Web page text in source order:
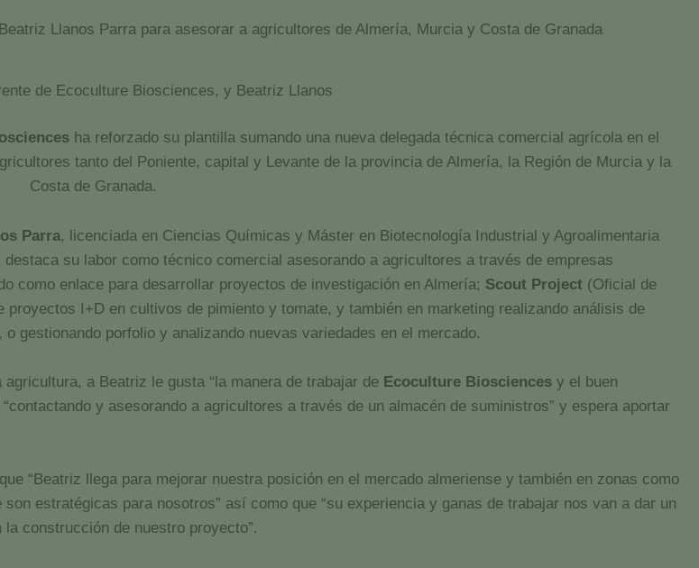
Llanos Parra para asesorar a agricultores de Almería, Murcia y Costa de Granada
de Ecoculture Biosciences, y Beatriz Llanos
ha reforzado su plantilla sumando una nueva delegada técnica comercial agrícola en el
tanto del Poniente, capital y Levante de la provincia de Almería, la Región de Murcia y la
Costa de Granada.
Parra, licenciada en Ciencias Químicas y Máster en Biotecnología Industrial y Agroalimentaria
su labor como técnico comercial asesorando a agricultores a través de empresas
como enlace para desarrollar proyectos de investigación en Almería; Scout Project (Oficial de
I+D en cultivos de pimiento y tomate, y también en marketing realizando análisis de
gestionando porfolio y analizando nuevas variedades en el mercado.
a Beatriz le gusta “la manera de trabajar de Ecoculture Biosciences y el buen
y asesorando a agricultores a través de un almacén de suministros” y espera aportar
“Beatriz llega para mejorar nuestra posición en el mercado almeriense y también en zonas como
estratégicas para nosotros” así como que “su experiencia y ganas de trabajar nos van a dar un
la construcción de nuestro proyecto”.